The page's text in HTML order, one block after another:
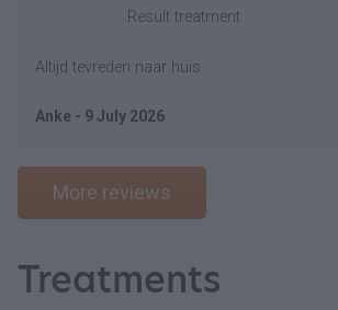
Result treatment
Altijd tevreden naar huis
Anke - 9 July 2026
More reviews
Treatments